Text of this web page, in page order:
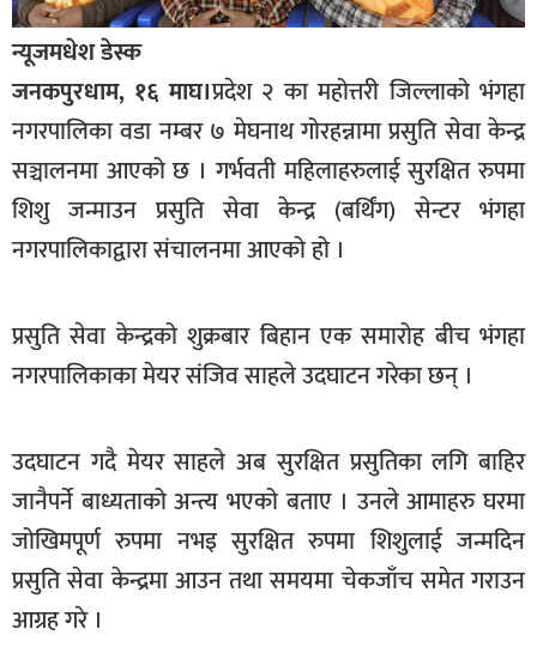
राष्ट्रिय
अन्तराष्ट्रिय
अन्तरबार्ता
अर्थ
खेलकुद
फोटो
/
भिडियो
समाज
शिक्षा
विचार
स्वास्थ्य
न्यूजमधेश डेस्क
जनकपुरधाम, १६ माघ।प्रदेश २ का महोत्तरी जिल्लाको भंगहा
नगरपालिका वडा नम्बर ७ मेघनाथ गोरहन्नामा प्रसुति सेवा केन्द्र
सञ्चालनमा आएको छ । गर्भवती महिलाहरुलाई सुरक्षित रुपमा
शिशु जन्माउन प्रसुति सेवा केन्द्र (बर्थिंग) सेन्टर भंगहा
नगरपालिकाद्वारा संचालनमा आएको हो ।
प्रसुति सेवा केन्द्रको शुक्रबार बिहान एक समारोह बीच भंगहा
नगरपालिकाका मेयर संजिव साहले उदघाटन गरेका छन् ।
उदघाटन गदै मेयर साहले अब सुरक्षित प्रसुतिका लगि बाहिर
जानैपर्ने बाध्यताको अन्त्य भएको बताए । उनले आमाहरु घरमा
जोखिमपूर्ण रुपमा नभइ सुरक्षित रुपमा शिशुलाई जन्मदिन
प्रसुति सेवा केन्द्रमा आउन तथा समयमा चेकजाँच समेत गराउन
आग्रह गरे ।